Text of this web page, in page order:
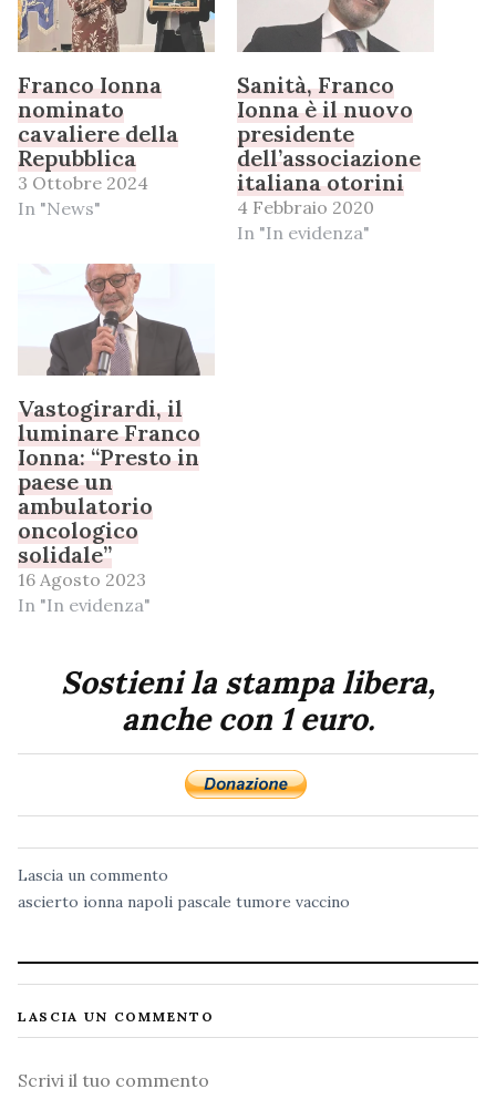
Franco Ionna
nominato
cavaliere della
Repubblica
3 Ottobre 2024
In "News"
Sanità, Franco
Ionna è il nuovo
presidente
dell’associazione
italiana otorini
4 Febbraio 2020
In "In evidenza"
Vastogirardi, il
luminare Franco
Ionna: “Presto in
paese un
ambulatorio
oncologico
solidale”
16 Agosto 2023
In "In evidenza"
Sostieni la stampa libera,
anche con 1 euro.
Lascia un commento
ascierto ionna napoli pascale tumore vaccino
LASCIA UN COMMENTO
Commento